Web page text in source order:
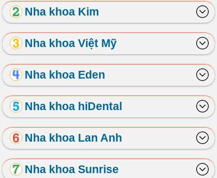
Nha khoa Kim
Nha khoa Việt Mỹ
Nha khoa Eden
Nha khoa hiDental
Nha khoa Lan Anh
Nha khoa Sunrise